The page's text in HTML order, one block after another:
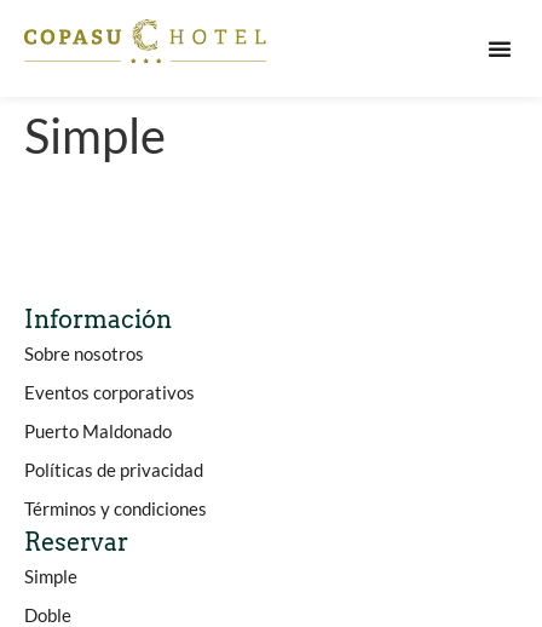
Simple
Información
Sobre nosotros
Eventos corporativos
Puerto Maldonado
Políticas de privacidad
Términos y condiciones
Reservar
Simple
Doble